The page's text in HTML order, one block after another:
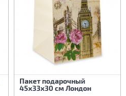
Пакет подарочный
45х33х30 см Лондон